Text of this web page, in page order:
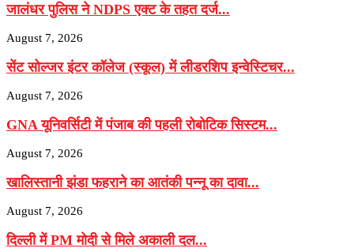
जालंधर पुलिस ने NDPS एक्ट के तहत दर्ज...
August 7, 2026
सेंट सोल्जर इंटर कॉलेज (स्कूल) में लीडरशिप इन्वेस्टिचर...
August 7, 2026
GNA यूनिवर्सिटी में पंजाब की पहली रोबोटिक सिस्टम...
August 7, 2026
खालिस्तानी झंडा फहराने का आतंकी पन्नू का दावा...
August 7, 2026
दिल्ली में PM मोदी से मिले अकाली दल...